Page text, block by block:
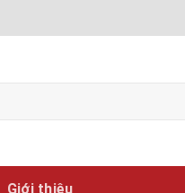
Giới thiệu